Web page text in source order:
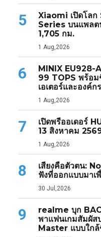
5
Xiaomi เปิดโล
Series บนแพลต
1,705 กม.
1 Aug,2026
6
MINIX EU928-
99 TOPS พร้อ
เอเตอร์และองค์ก
1 Aug,2026
7
เปิดพรีออเดอร์
13 สิงหาคม
1 Aug,2026
8
เสียงคือตัวตน:
ฟังที่ออกแบบมาเ
30 Jul,2026
9
realme บุก
พาแฟนเกมสัมผั
Master แบบใก